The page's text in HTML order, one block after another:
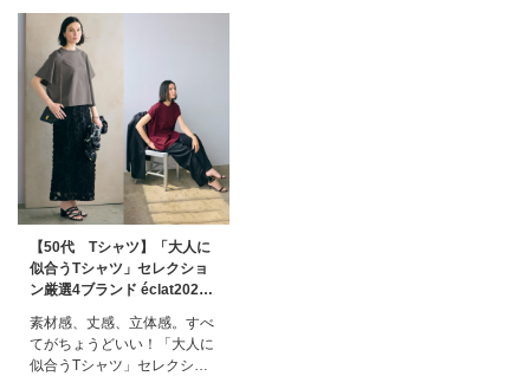
【50代 Tシャツ】「大人に
似合うTシャツ」セレクショ
ン厳選4ブランド éclat2025
素材感、丈感、立体感。すべ
てがちょうどいい！「大人に
似合うTシャツ」セレクショ